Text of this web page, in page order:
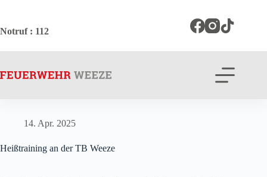
springen
Notruf: 112
14. Apr. 2025
Heißtraining an der TB Weeze